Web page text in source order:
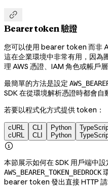

Bearer token 驗證
您可以使用 bearer token 而非
這在企業環境中非常有用，因
理 AWS 憑證、IAM 角色或帳戶層
最簡單的方法是設定
SDK 在從環境解析憑證時都會自
若要以程式化方式提供 token：
cURL
cURL
CLI
CLI
Python
Python

本節展示如何在 SDK 用戶端中
AWS_BEARER_TOKEN_BEDROCK
bearer token 發出直接 HTTP